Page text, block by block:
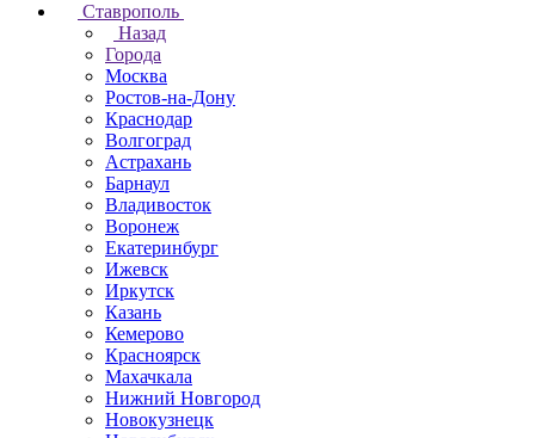
Ставрополь
Назад
Города
Москва
Ростов-на-Дону
Краснодар
Волгоград
Астрахань
Барнаул
Владивосток
Воронеж
Екатеринбург
Ижевск
Иркутск
Казань
Кемерово
Красноярск
Махачкала
Нижний Новгород
Новокузнецк